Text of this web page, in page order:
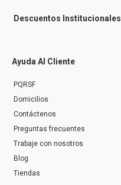
Descuentos Institucionales
Ayuda Al Cliente
PQRSF
Domicilios
Contáctenos
Preguntas frecuentes
Trabaje con nosotros
Blog
Tiendas